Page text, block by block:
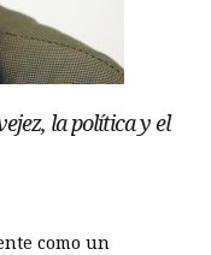
la política y el
como un